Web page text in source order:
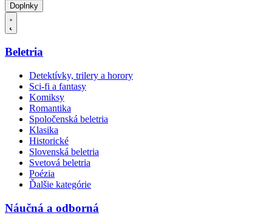
Doplnky
Beletria
Detektívky, trilery a horory
Sci-fi a fantasy
Komiksy
Romantika
Spoločenská beletria
Klasika
Historické
Slovenská beletria
Svetová beletria
Poézia
Ďalšie kategórie
Náučná a odborná